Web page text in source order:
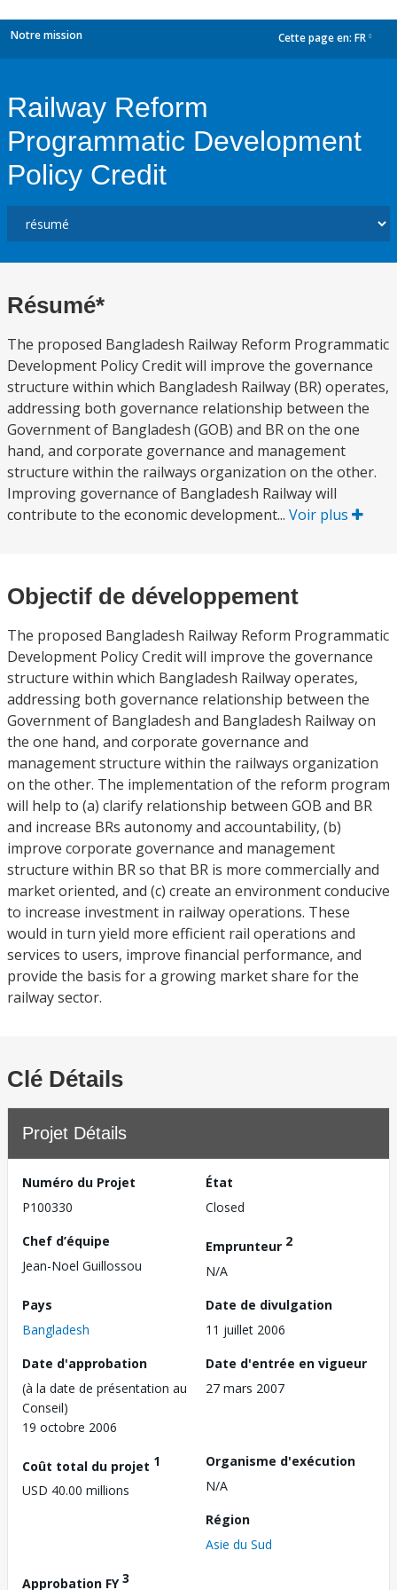
Notre mission Cette page en: FR
Railway Reform
Programmatic Development
Policy Credit
Résumé*
The proposed Bangladesh Railway Reform Programmatic
Development Policy Credit will improve the governance
structure within which Bangladesh Railway (BR) operates,
addressing both governance relationship between the
Government of Bangladesh (GOB) and BR on the one
hand, and corporate governance and management
structure within the railways organization on the other.
Improving governance of Bangladesh Railway will
contribute to the economic development... Voir plus
Objectif de développement
The proposed Bangladesh Railway Reform Programmatic
Development Policy Credit will improve the governance
structure within which Bangladesh Railway operates,
addressing both governance relationship between the
Government of Bangladesh and Bangladesh Railway on
the one hand, and corporate governance and
management structure within the railways organization
on the other. The implementation of the reform program
will help to (a) clarify relationship between GOB and BR
and increase BRs autonomy and accountability, (b)
improve corporate governance and management
structure within BR so that BR is more commercially and
market oriented, and (c) create an environment conducive
to increase investment in railway operations. These
would in turn yield more efficient rail operations and
services to users, improve financial performance, and
provide the basis for a growing market share for the
railway sector.
Clé Détails
Projet Détails
Numéro du Projet
P100330
État
Closed
Chef d’équipe
Jean-Noel Guillossou
Emprunteur 2
N/A
Pays
Bangladesh
Date de divulgation
11 juillet 2006
Date d'approbation
(à la date de présentation au
Conseil)
19 octobre 2006
Date d'entrée en vigueur
27 mars 2007
Coût total du projet 1
USD 40.00 millions
Organisme d'exécution
N/A
Région
Asie du Sud
Approbation FY3